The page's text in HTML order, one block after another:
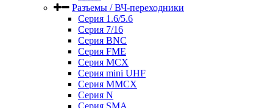
Разъемы / ВЧ-переходники
Серия 1.6/5.6
Серия 7/16
Серия BNC
Серия FME
Серия MCX
Серия mini UHF
Серия MMCX
Серия N
Серия SMA